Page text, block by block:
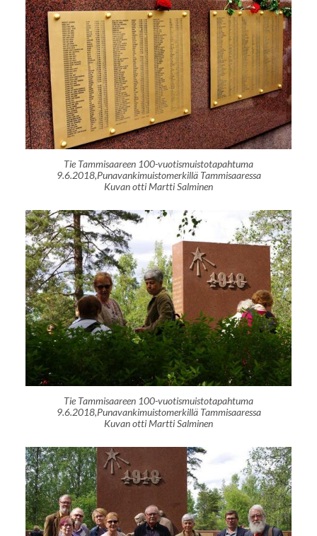
Tie Tammisaareen 100-vuotismuistotapahtuma
9.6.2018,Punavankimuistomerkillä Tammisaaressa
Kuvan otti Martti Salminen
Tie Tammisaareen 100-vuotismuistotapahtuma
9.6.2018,Punavankimuistomerkillä Tammisaaressa
Kuvan otti Martti Salminen